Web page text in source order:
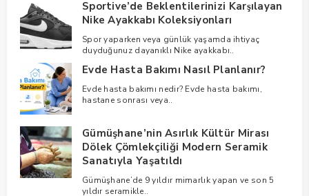
Sportive’de Beklentilerinizi Karşılayan
Nike Ayakkabı Koleksiyonları
Spor yaparken veya günlük yaşamda ihtiyaç
duyduğunuz dayanıklı Nike ayakkabı..
Evde Hasta Bakımı Nasıl Planlanır?
Evde hasta bakımı nedir? Evde hasta bakımı,
hastane sonrası veya..
Gümüşhane’nin Asırlık Kültür Mirası
Dölek Çömlekçiliği Modern Seramik
Sanatıyla Yaşatıldı
Gümüşhane’de 9 yıldır mimarlık yapan ve son 5
yıldır seramikle..